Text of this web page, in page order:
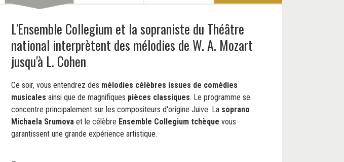
L'Ensemble Collegium et la sopraniste du Théâtre
national interprètent des mélodies de W. A. Mozart
jusqu'à L. Cohen
Ce soir, vous entendrez des mélodies célèbres issues de comédies
musicales ainsi que de magnifiques pièces classiques. Le programme se
concentre principalement sur les compositeurs d'origine Juive. La soprano
Michaela Srumova et le célèbre Ensemble Collegium tchèque vous
garantissent une grande expérience artistique.